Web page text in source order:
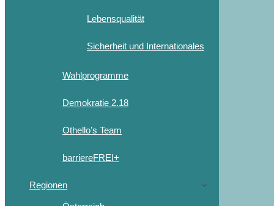
Lebensqualität
Sicherheit und Internationales
Wahlprogramme
Demokratie 2.18
Othello’s Team
barriereFREI+
Regionen